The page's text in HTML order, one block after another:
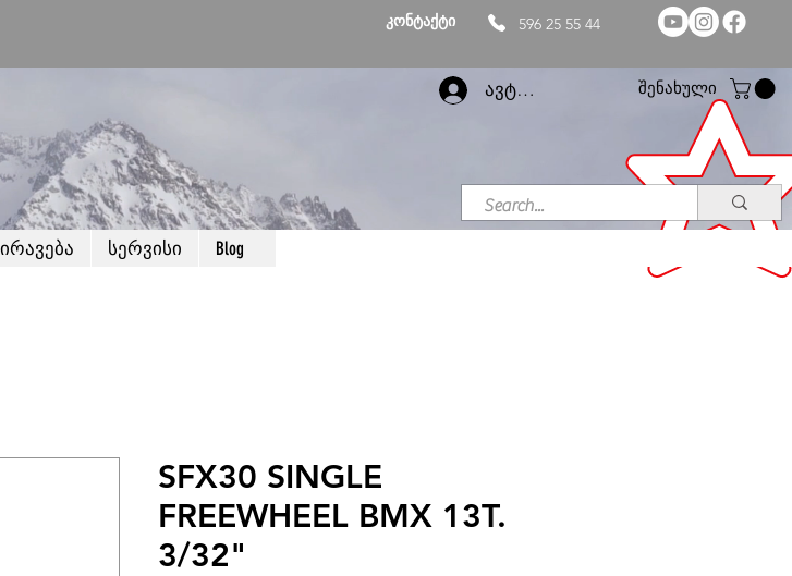
კონტაქტი 596 25 55 44
ავტორიზაცია შენახული
სერვისი Blog
SFX30 SINGLE
FREEWHEEL BMX 13T.
3/32"